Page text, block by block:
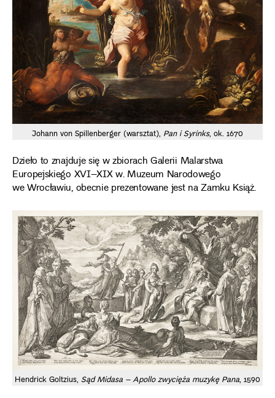
Johann von Spillenberger (warsztat), Pan i Syrinks, ok. 1670
Dzieło to znajduje się w zbiorach Galerii Malarstwa
Europejskiego XVI–XIX w. Muzeum Narodowego
we Wrocławiu, obecnie prezentowane jest na Zamku Książ.
Hendrick Goltzius, Sąd Midasa – Apollo zwycięża muzykę Pana, 1590